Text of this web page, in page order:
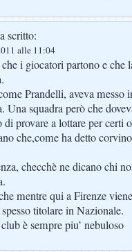
scritto:
alle 11:04
i giocatori partono e che
Prandelli, aveva messo
Una squadra però che
di provare a lottare per certi
che,come ha detto
checchè ne dicano chi
mentre qui a Firenze
titolare in Nazionale.
è sempre piu’ nebuloso